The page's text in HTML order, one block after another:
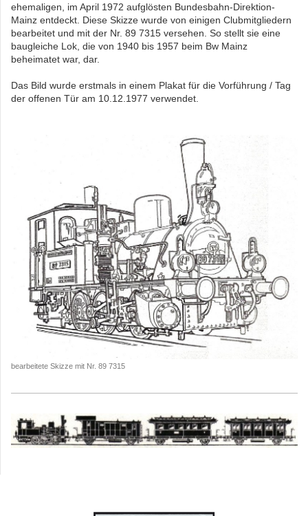
ehemaligen, im April 1972 aufglösten Bundesbahn-Direktion-
Mainz entdeckt. Diese Skizze wurde von einigen Clubmitgliedern
bearbeitet und mit der Nr. 89 7315 versehen. So stellt sie eine
baugleiche Lok, die von 1940 bis 1957 beim Bw Mainz
beheimatet war, dar.
Das Bild wurde erstmals in einem Plakat für die Vorführung / Tag
der offenen Tür am 10.12.1977 verwendet.
bearbeitete Skizze mit Nr. 89 7315